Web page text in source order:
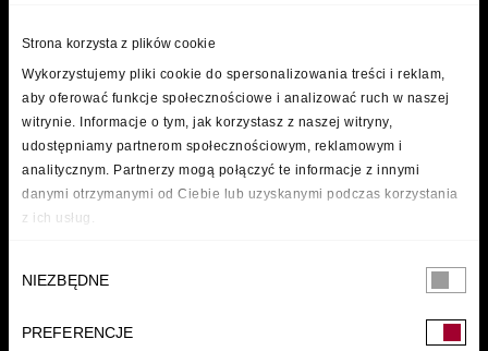
Strona korzysta z plików cookie
Wykorzystujemy pliki cookie do spersonalizowania treści i reklam,
aby oferować funkcje społecznościowe i analizować ruch w naszej
witrynie. Informacje o tym, jak korzystasz z naszej witryny,
udostępniamy partnerom społecznościowym, reklamowym i
analitycznym. Partnerzy mogą połączyć te informacje z innymi
danymi otrzymanymi od Ciebie lub uzyskanymi podczas korzystania
z ich usług.
zgody
NIEZBĘDNE
PREFERENCJE